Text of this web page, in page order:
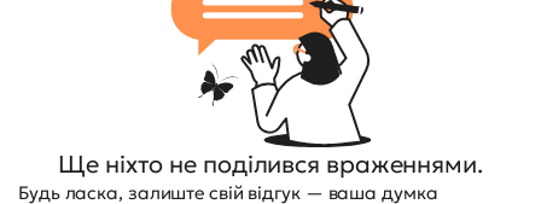
Ще ніхто не поділився враженнями.
Будь ласка, залиште свій відгук — ваша думка